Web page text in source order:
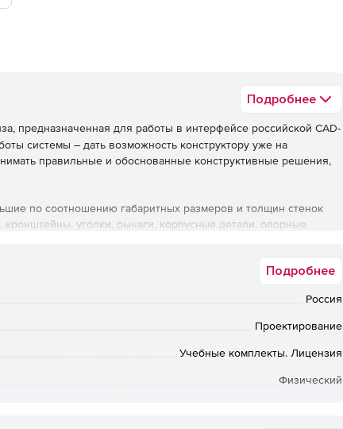
Подробнее
предназначенная для работы в интерфейсе российской CAD-
системы – дать возможность конструктору уже на
правильные и обоснованные конструктивные решения,
по соотношению габаритных размеров и толщин стенок
уголки, рычаги, корпусные детали, опорные
прочности (упрощение геометрии).
Подробнее
Россия
Проектирование
Учебные комплекты. Лицензия
Физический